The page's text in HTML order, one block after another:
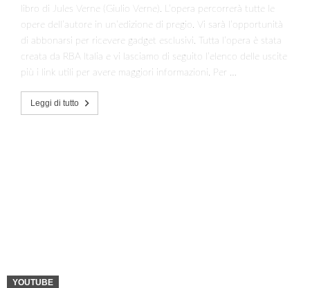
libro di Jules Verne (Giulio Verne). L’opera percorrerà tutte le
opere dell’autore in un’edizione di pregio. Vi sarà l’opportunità
di abbonarsi per ricevere gadget esclusivi. Tutta l’opera è stata
creata da RBA Italia e vi lasciamo di seguito l’elenco delle uscite
più i link utili per avere maggiori informazioni. Per …
Leggi di tutto
YOUTUBE